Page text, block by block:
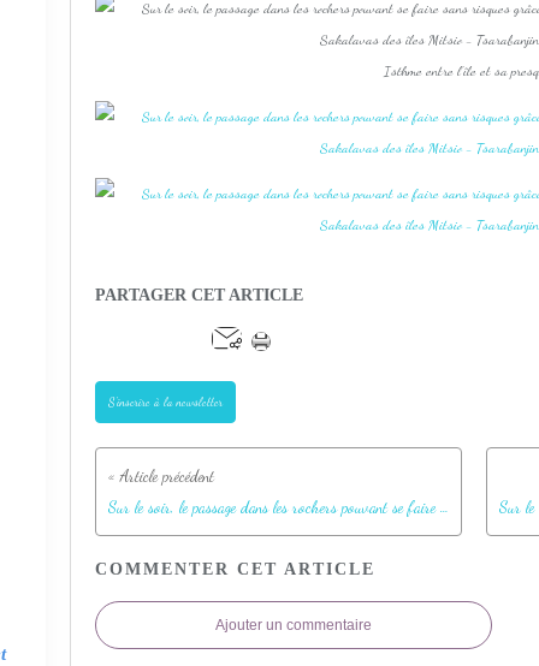
Isthme entre l'île et sa
PARTAGER CET ARTICLE
S'inscrire à la newsletter
Sur le soir, le passage dans les rochers pouvant se faire sans risques grâce à la marée basse, je décide de partir honorer les rois Sakalavas des îles Mitsio - Tsarabanjina - Madagascar
COMMENTER CET ARTICLE
Ajouter un commentaire